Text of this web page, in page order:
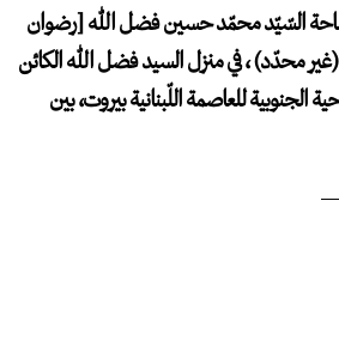
السّيّد محمّد حسين فضل الله [رضوان
(غير محدّد) ، في منزل السيد فضل الله الكائن
الجنوبية للعاصمة اللّبنانية بيروت، بين